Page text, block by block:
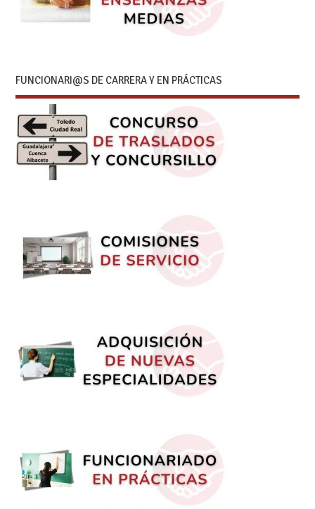
FUNCIONARI@S DE CARRERA Y EN PRÁCTICAS